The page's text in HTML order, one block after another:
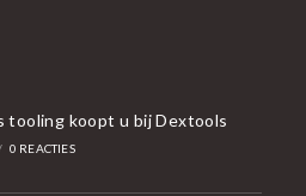
tooling koopt u bij Dextools
0 REACTIES